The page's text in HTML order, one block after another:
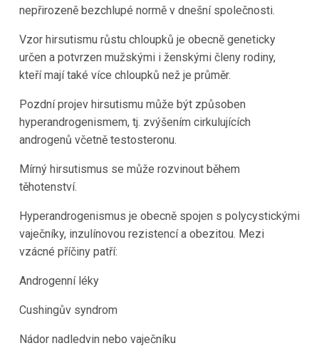
nepřirozeně bezchlupé normě v dnešní společnosti.
Vzor hirsutismu růstu chloupků je obecně geneticky
určen a potvrzen mužskými i ženskými členy rodiny,
kteří mají také více chloupků než je průměr.
Pozdní projev hirsutismu může být způsoben
hyperandrogenismem, tj. zvýšením cirkulujících
androgenů včetně testosteronu.
Mírný hirsutismus se může rozvinout během
těhotenství.
Hyperandrogenismus je obecně spojen s polycystickými
vaječníky, inzulínovou rezistencí a obezitou. Mezi
vzácné příčiny patří:
Androgenní léky
Cushingův syndrom
Nádor nadledvin nebo vaječníku